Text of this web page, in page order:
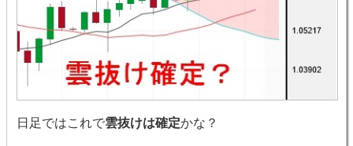
日足ではこれで雲抜けは確定かな？